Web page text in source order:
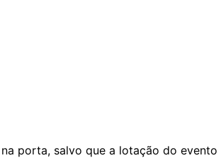
porta, salvo que a lotação do